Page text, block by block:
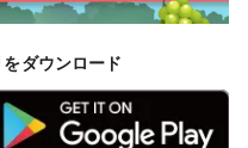
ダウンロード